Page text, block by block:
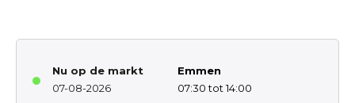
Nu op de markt
07-08-2026
Emmen
07:30 tot 14:00